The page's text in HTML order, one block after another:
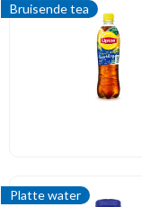
Bruisende tea
Platte water